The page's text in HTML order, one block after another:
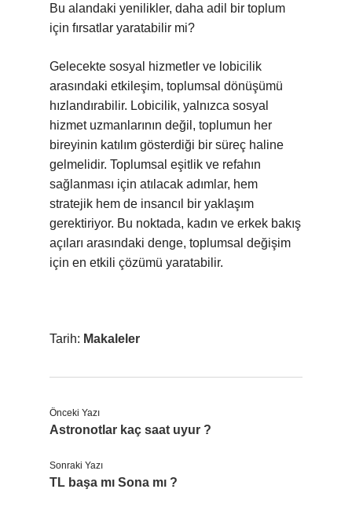
Bu alandaki yenilikler, daha adil bir toplum
için fırsatlar yaratabilir mi?
Gelecekte sosyal hizmetler ve lobicilik
arasındaki etkileşim, toplumsal dönüşümü
hızlandırabilir. Lobicilik, yalnızca sosyal
hizmet uzmanlarının değil, toplumun her
bireyinin katılım gösterdiği bir süreç haline
gelmelidir. Toplumsal eşitlik ve refahın
sağlanması için atılacak adımlar, hem
stratejik hem de insancıl bir yaklaşım
gerektiriyor. Bu noktada, kadın ve erkek bakış
açıları arasındaki denge, toplumsal değişim
için en etkili çözümü yaratabilir.
Tarih: Makaleler
Önceki Yazı
Astronotlar kaç saat uyur ?
Sonraki Yazı
TL başa mı Sona mı ?